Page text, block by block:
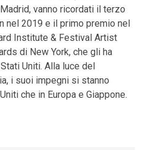
vanno ricordati il terzo
nel 2019 e il primo premio nel
Institute & Festival Artist
di New York, che gli ha
Uniti. Alla luce del
i suoi impegni si stanno
che in Europa e Giappone.